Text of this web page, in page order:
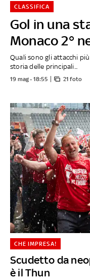
Gol in una
Monaco 2°
CLASSIFICA
Quali sono gli attacchi
storia delle principali...
19 mag - 18:55 21 foto
Scudetto da
è il Thun
CHE IMPRESA!